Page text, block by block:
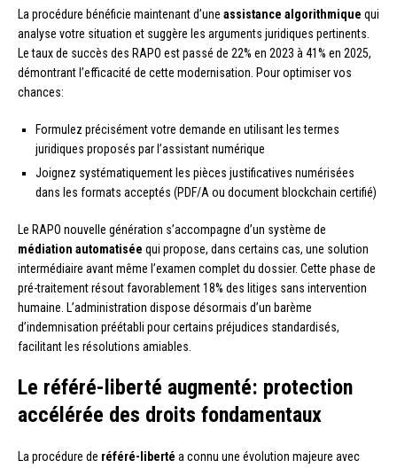
La procédure bénéficie maintenant d’une assistance algorithmique qui
analyse votre situation et suggère les arguments juridiques pertinents.
Le taux de succès des RAPO est passé de 22% en 2023 à 41% en 2025,
démontrant l’efficacité de cette modernisation. Pour optimiser vos
chances:
Formulez précisément votre demande en utilisant les termes
juridiques proposés par l’assistant numérique
Joignez systématiquement les pièces justificatives numérisées
dans les formats acceptés (PDF/A ou document blockchain certifié)
Le RAPO nouvelle génération s’accompagne d’un système de
médiation automatisée qui propose, dans certains cas, une solution
intermédiaire avant même l’examen complet du dossier. Cette phase de
pré-traitement résout favorablement 18% des litiges sans intervention
humaine. L’administration dispose désormais d’un barème
d’indemnisation préétabli pour certains préjudices standardisés,
facilitant les résolutions amiables.
Le référé-liberté augmenté: protection
accélérée des droits fondamentaux
La procédure de référé-liberté a connu une évolution majeure avec